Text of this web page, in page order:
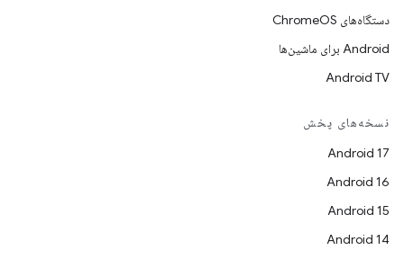
دستگاه‌های ChromeOS
Android برای ماشین‌ها
Android TV
نسخه‌های پخش
Android 17
Android 16
Android 15
Android 14